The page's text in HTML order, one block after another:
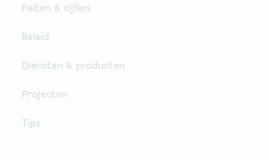
Feiten & cijfers
Beleid
Diensten & producten
Projecten
Tips